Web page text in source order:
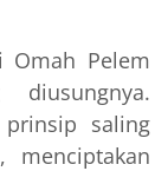
Omah Pelem
prinsip saling